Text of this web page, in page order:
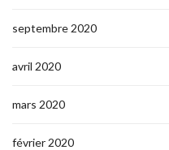
septembre 2020
avril 2020
mars 2020
février 2020